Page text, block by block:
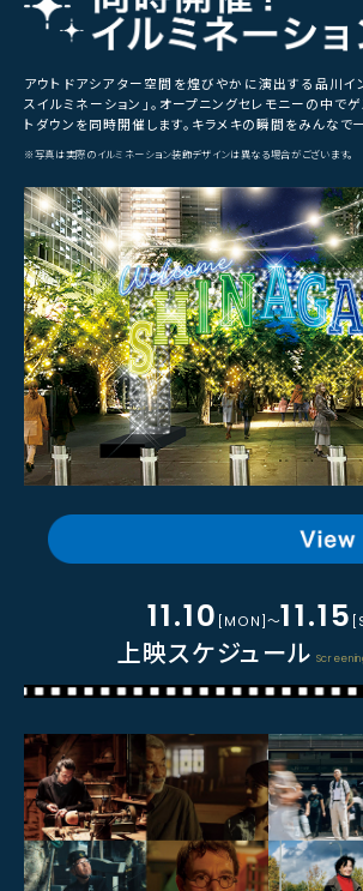
アウトドアシアター空間を煌びやかに演出する品川イ
スイルミネーション」。オープニングセレモニーの中で
トダウンを同時開催します。キラメキの瞬間をみんなで
※写真は実際のイルミネーション装飾デザインは異なる場合がございます。
11.10 [MON]～11.15
上映スケジュール